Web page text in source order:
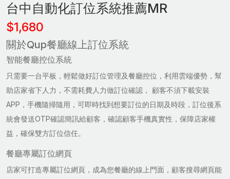
台中自動化訂位系統推薦MR
$1,680
關於Qup餐廳線上訂位系統
智能餐廳控位系統
只需要一台平板，輕鬆做好訂位管理及餐廳控位，利用雲端優勢，幫
助店家省下人力，不需耗費人力做訂位確認， 顧客不須下載安裝
APP，手機隨掃隨用，可即時找到想要訂位的日期及時段，訂位後系
統會發送OTP確認簡訊給顧客，確認顧客手機真實性，保障店家權
益，確保雙方訂位信任。
餐廳專屬訂位網頁
店家可打造專屬訂位網頁，成為您餐廳的線上門面，顧客搜尋網頁能